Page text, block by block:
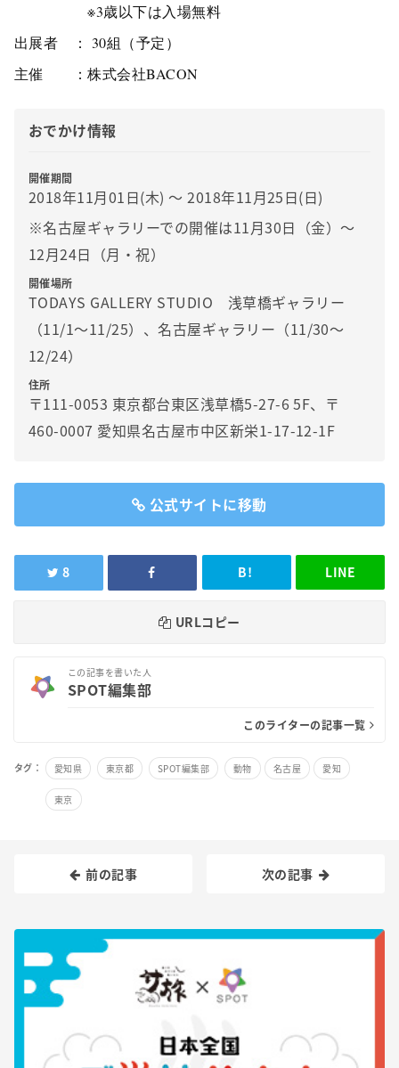
※3歳以下は入場無料
出展者 ： 30組（予定）
主催 ：株式会社BACON
おでかけ情報
開催期間
2018年11月01日(木) 〜 2018年11月25日(日)
※名古屋ギャラリーでの開催は11月30日（金）～
12月24日（月・祝）
開催場所
TODAYS GALLERY STUDIO 浅草橋ギャラリー
（11/1～11/25）、名古屋ギャラリー（11/30～
12/24）
住所
〒111-0053 東京都台東区浅草橋5-27-6 5F、〒
460-0007 愛知県名古屋市中区新栄1-17-12-1F
公式サイトに移動
8 B! LINE
URLコピー
この記事を書いた人
SPOT編集部
このライターの記事一覧
タグ： 愛知県 東京都 SPOT編集部 動物 名古屋 愛知
東京
前の記事 次の記事